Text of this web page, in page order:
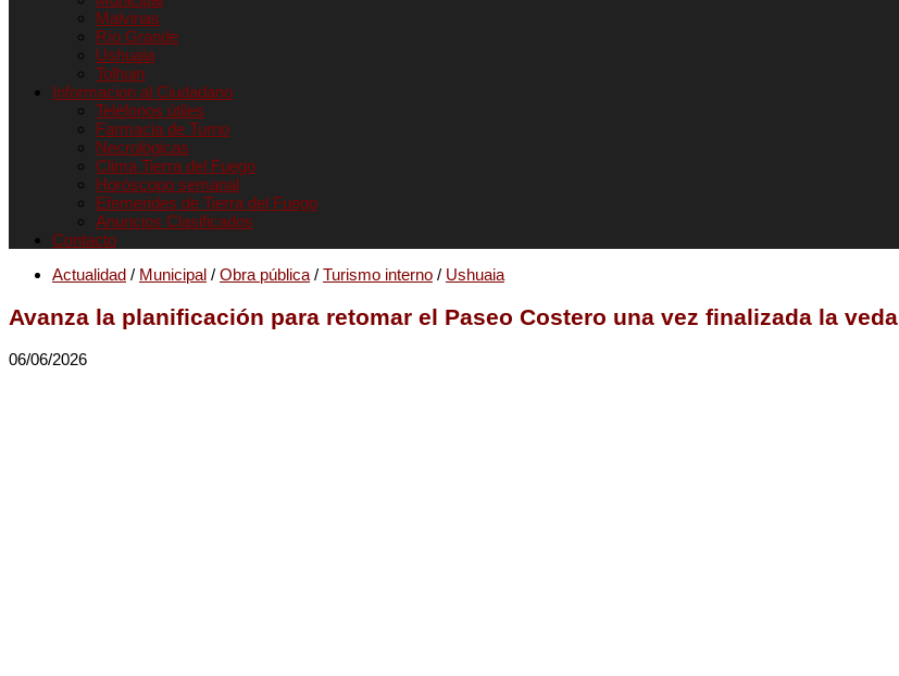
Malvinas
Río Grande
Ushuaia
Tolhuin
Informacion al Ciudadano
Teléfonos útiles
Farmacia de Turno
Necrológicas
Clima Tierra del Fuego
Horóscopo semanal
Efemerides de Tierra del Fuego
Anuncios Clasificados
Contacto
Actualidad / Municipal / Obra pública / Turismo interno / Ushuaia
Avanza la planificación para retomar el Paseo Costero una vez finalizada la veda
06/06/2026